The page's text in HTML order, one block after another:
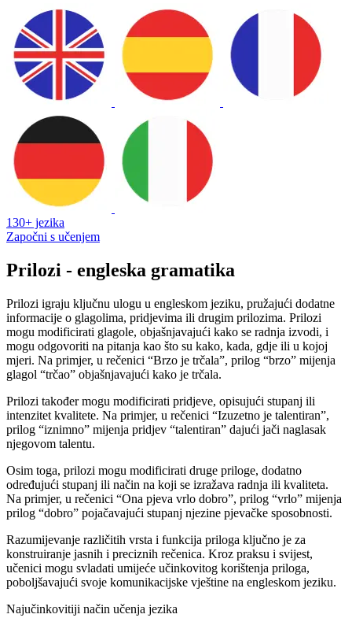
130+ jezika
Započni s učenjem
Prilozi - engleska gramatika
Prilozi igraju ključnu ulogu u engleskom jeziku, pružajući dodatne
informacije o glagolima, pridjevima ili drugim prilozima. Prilozi
mogu modificirati glagole, objašnjavajući kako se radnja izvodi, i
mogu odgovoriti na pitanja kao što su kako, kada, gdje ili u kojoj
mjeri. Na primjer, u rečenici “Brzo je trčala”, prilog “brzo” mijenja
glagol “trčao” objašnjavajući kako je trčala.
Prilozi također mogu modificirati pridjeve, opisujući stupanj ili
intenzitet kvalitete. Na primjer, u rečenici “Izuzetno je talentiran”,
prilog “iznimno” mijenja pridjev “talentiran” dajući jači naglasak
njegovom talentu.
Osim toga, prilozi mogu modificirati druge priloge, dodatno
određujući stupanj ili način na koji se izražava radnja ili kvaliteta.
Na primjer, u rečenici “Ona pjeva vrlo dobro”, prilog “vrlo” mijenja
prilog “dobro” pojačavajući stupanj njezine pjevačke sposobnosti.
Razumijevanje različitih vrsta i funkcija priloga ključno je za
konstruiranje jasnih i preciznih rečenica. Kroz praksu i svijest,
učenici mogu svladati umijeće učinkovitog korištenja priloga,
poboljšavajući svoje komunikacijske vještine na engleskom jeziku.
Najučinkovitiji način učenja jezika